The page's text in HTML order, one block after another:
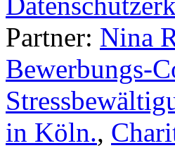
Partner: Nina
Bewerbungs-
in Köln.,